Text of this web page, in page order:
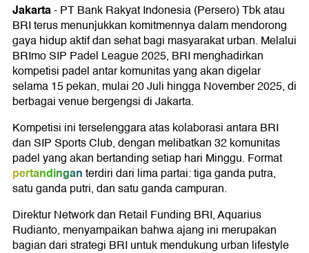
Jakarta-PT Bank Rakyat Indonesia (Persero) Tbk atau
BRI terus menunjukkan komitmennya dalam mendorong
gaya hidup aktif dan sehat bagi masyarakat urban. Melalui
BRImo SIP Padel League 2025, BRI menghadirkan
kompetisi padel antar komunitas yang akan digelar
selama 15 pekan, mulai 20 Juli hingga November 2025, di
berbagai venue bergengsi di Jakarta.
Kompetisi ini terselenggara atas kolaborasi antara BRI
dan SIP Sports Club, dengan melibatkan 32 komunitas
padel yang akan bertanding setiap hari Minggu. Format
pertandinganterdiri dari lima partai: tiga ganda putra,
satu ganda putri, dan satu ganda campuran.
Direktur Network dan Retail Funding BRI, Aquarius
Rudianto, menyampaikan bahwa ajang ini merupakan
bagian dari strategi BRI untuk mendukung urban lifestyle